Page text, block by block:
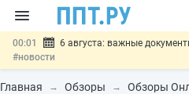
00:01
6 августа: важные
#новости
05.08 Обновили сообщения НПФ о
сбережений#новости
Главная Обзоры Обзоры